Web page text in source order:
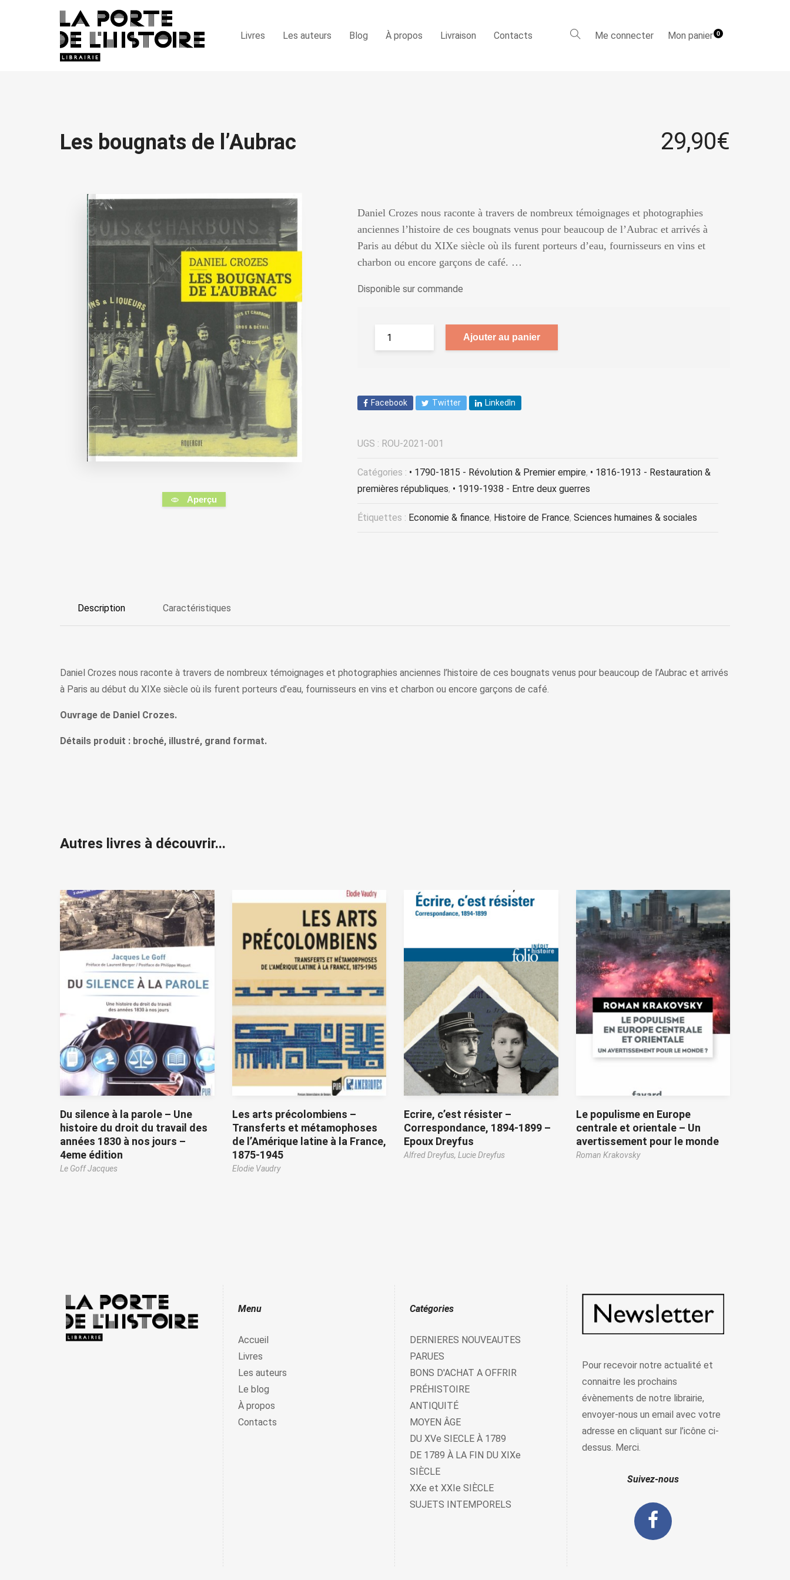
Livres Les auteurs Blog À propos Livraison Contacts Me connecter Mon panier0
Les bougnats de l’Aubrac 29,90€
Aperçu
Daniel Crozes nous raconte à travers de nombreux témoignages et photographies
anciennes l’histoire de ces bougnats venus pour beaucoup de l’Aubrac et arrivés à
Paris au début du XIXe siècle où ils furent porteurs d’eau, fournisseurs en vins et
charbon ou encore garçons de café. …
Disponible sur commande
Ajouter au panier
Facebook Twitter LinkedIn
UGS : ROU-2021-001
Catégories : • 1790-1815 - Révolution & Premier empire, • 1816-1913 - Restauration &
premières républiques, • 1919-1938 - Entre deux guerres
Étiquettes : Economie & finance, Histoire de France, Sciences humaines & sociales
Description Caractéristiques
Daniel Crozes nous raconte à travers de nombreux témoignages et photographies anciennes l’histoire de ces bougnats venus pour beaucoup de l’Aubrac et arrivés
à Paris au début du XIXe siècle où ils furent porteurs d’eau, fournisseurs en vins et charbon ou encore garçons de café.
Ouvrage de Daniel Crozes.
Détails produit : broché, illustré, grand format.
Autres livres à découvrir...
Du silence à la parole – Une
histoire du droit du travail des
années 1830 à nos jours –
4eme édition
Le Goff Jacques
Les arts précolombiens –
Transferts et métamophoses
de l’Amérique latine à la France,
1875-1945
Elodie Vaudry
Ecrire, c’est résister –
Correspondance, 1894-1899 –
Epoux Dreyfus
Alfred Dreyfus, Lucie Dreyfus
Le populisme en Europe
centrale et orientale – Un
avertissement pour le monde
Roman Krakovsky
Menu
Accueil
Livres
Les auteurs
Le blog
À propos
Contacts
Catégories
DERNIERES NOUVEAUTES
PARUES
BONS D'ACHAT A OFFRIR
PRÉHISTOIRE
ANTIQUITÉ
MOYEN ÂGE
DU XVe SIECLE À 1789
DE 1789 À LA FIN DU XIXe
SIÈCLE
XXe et XXIe SIÈCLE
SUJETS INTEMPORELS
Pour recevoir notre actualité et
connaitre les prochains
évènements de notre librairie,
envoyer-nous un email avec votre
adresse en cliquant sur l’icône ci-
dessus. Merci.
Suivez-nous